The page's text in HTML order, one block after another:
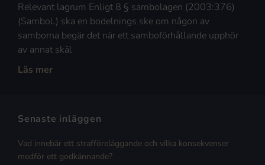
Relevant lagrum Enligt 8 § sambolagen (2003:376)
(SamboL) ska en bodelnings ske om någon av
samborna begär det när ett samboförhållande upphör
av annat skäl
Läs mer
Senaste inläggen
Vad innebär ett strafföreläggande och vilka konsekvenser
medför ett godkännande?